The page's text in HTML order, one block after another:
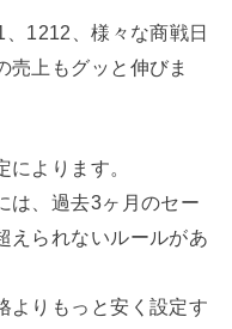
1212、様々な商戦日
売上もグッと伸びま
よります。
は、過去3ヶ月のセー
えられないルールがあ
よりもっと安く設定す